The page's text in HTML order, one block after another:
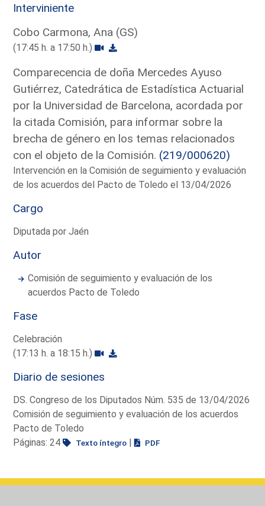
Interviniente
Cobo Carmona, Ana (GS)
(17:45 h. a 17:50 h.)
Comparecencia de doña Mercedes Ayuso
Gutiérrez, Catedrática de Estadística Actuarial
por la Universidad de Barcelona, acordada por
la citada Comisión, para informar sobre la
brecha de género en los temas relacionados
con el objeto de la Comisión. (219/000620)
Intervención en la Comisión de seguimiento y evaluación
de los acuerdos del Pacto de Toledo el 13/04/2026
Cargo
Diputada por Jaén
Autor
Comisión de seguimiento y evaluación de los
acuerdos Pacto de Toledo
Fase
Celebración
(17:13 h. a 18:15 h.)
Diario de sesiones
DS. Congreso de los Diputados Núm. 535 de 13/04/2026
Comisión de seguimiento y evaluación de los acuerdos
Pacto de Toledo
Páginas: 24
Texto íntegro | PDF